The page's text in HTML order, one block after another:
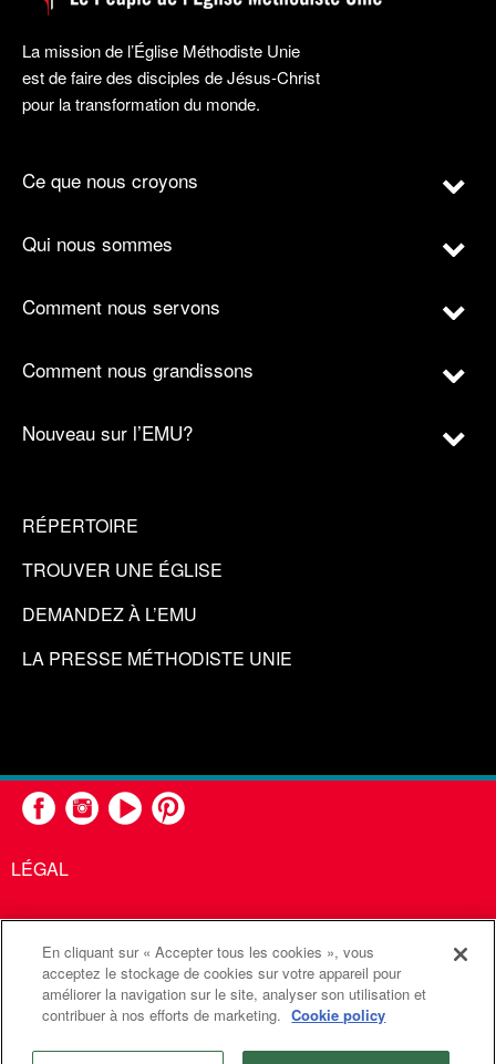
La mission de l’Église Méthodiste Unie
est de faire des disciples de Jésus-Christ
pour la transformation du monde.
Ce que nous croyons
Qui nous sommes
Comment nous servons
Comment nous grandissons
Nouveau sur l’EMU?
RÉPERTOIRE
TROUVER UNE ÉGLISE
DEMANDEZ À L’EMU
LA PRESSE MÉTHODISTE UNIE
LÉGAL
United Methodist Communications est une agence de l'Église
Méthodiste Unie
Communications Méthodistes Unies. Tous droits
réservés
En cliquant sur « Accepter tous les cookies », vous
acceptez le stockage de cookies sur votre appareil pour
améliorer la navigation sur le site, analyser son utilisation et
contribuer à nos efforts de marketing. Cookie policy